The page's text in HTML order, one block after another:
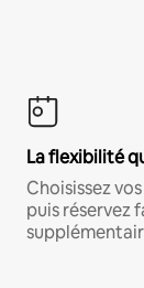
La flexibilité
Choisissez
puis réservez